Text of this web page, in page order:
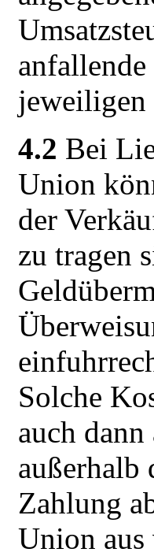
jeweiligen
4.2 Bei
Union
der
zu tragen
Solche
auch
außerhalb
Zahlung
Union